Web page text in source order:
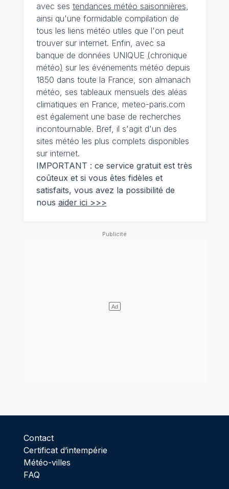
avec ses tendances météo saisonnières,
ainsi qu'une formidable compilation de
tous les liens météo utiles que l'on peut
trouver sur internet. Enfin, avec sa
banque de données UNIQUE (chronique
météo) sur les événements météo depuis
1850 dans toute la France, son almanach
météo, ses tableaux mensuels des aléas
climatiques en France, meteo-paris.com
est également une base de recherches
incontournable. Bref, il s'agit d'un des
sites météo les plus complets disponibles
sur internet.
IMPORTANT : ce service gratuit est très
coûteux et si vous êtes fidèles et
satisfaits, vous avez la possibilité de
nous aider ici >>>
Contact
Certificat d’intempérie
Météo-villes
FAQ